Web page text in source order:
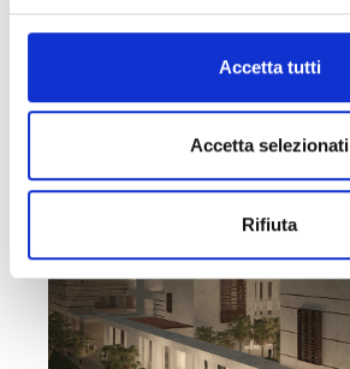
Accetta tutti
Accetta selezionati
Rifiuta